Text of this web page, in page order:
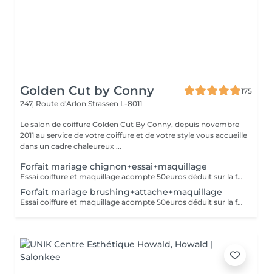
Golden Cut by Conny
175
247, Route d'Arlon Strassen L-8011
Le salon de coiffure Golden Cut By Conny, depuis novembre
2011 au service de votre coiffure et de votre style vous accueille
dans un cadre chaleureux ...
Forfait mariage chignon+essai+maquillage
Essai coiffure et maquillage acompte 50euros déduit sur la facture finale
Forfait mariage brushing+attache+maquillage
Essai coiffure et maquillage acompte 50euros déduit sur la facture finale